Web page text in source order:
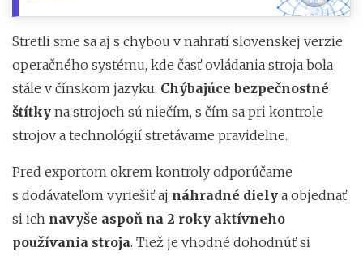
Stretli sme sa aj s chybou v nahratí slovenskej verzie
operačného systému, kde časť ovládania stroja bola
stále v čínskom jazyku. Chýbajúce bezpečnostné
štítky na strojoch sú niečím, s čím sa pri kontrole
strojov a technológií stretávame pravidelne.
Pred exportom okrem kontroly odporúčame
s dodávateľom vyriešiť aj náhradné diely a objednať
si ich navyše aspoň na 2 roky aktívneho
používania stroja. Tiež je vhodné dohodnúť si